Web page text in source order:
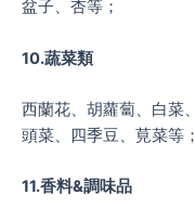
盆子、杏等；
10.蔬菜類
西蘭花、胡蘿蔔、白菜
頭菜、四季豆、莧菜等；
11.香料&調味品